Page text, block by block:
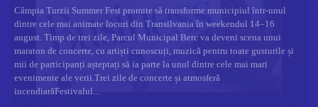
Câmpia Turzii Summer Fest promite să transforme municipiul într-unul
dintre cele mai animate locuri din Transilvania în weekendul 14–16
august. Timp de trei zile, Parcul Municipal Berc va deveni scena unui
maraton de concerte, cu artiști cunoscuți, muzică pentru toate gusturile și
mii de participanți așteptați să ia parte la unul dintre cele mai mari
evenimente ale verii.Trei zile de concerte și atmosferă
incendiarăFestivalul...